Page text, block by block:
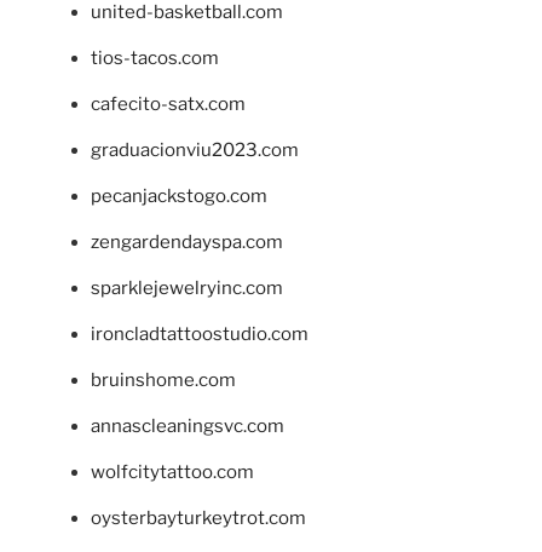
united-basketball.com
tios-tacos.com
cafecito-satx.com
graduacionviu2023.com
pecanjackstogo.com
zengardendayspa.com
sparklejewelryinc.com
ironcladtattoostudio.com
bruinshome.com
annascleaningsvc.com
wolfcitytattoo.com
oysterbayturkeytrot.com